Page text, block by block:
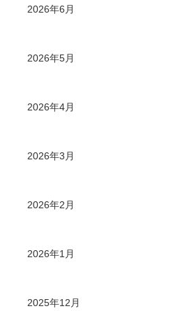
2026年6月
2026年5月
2026年4月
2026年3月
2026年2月
2026年1月
2025年12月